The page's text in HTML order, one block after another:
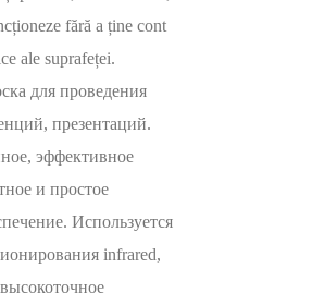
fără a ține cont
ale suprafeței.
для проведения
презентаций.
эффективное
и простое
Используется
infrared,